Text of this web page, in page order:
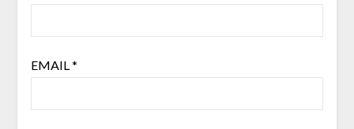
EMAIL *